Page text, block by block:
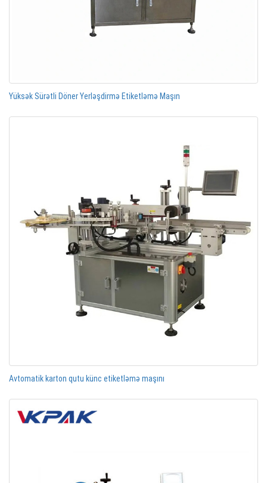
Yüksək Sürətli Döner Yerləşdirmə Etiketləmə Maşın
Avtomatik karton qutu künc etiketləmə maşını